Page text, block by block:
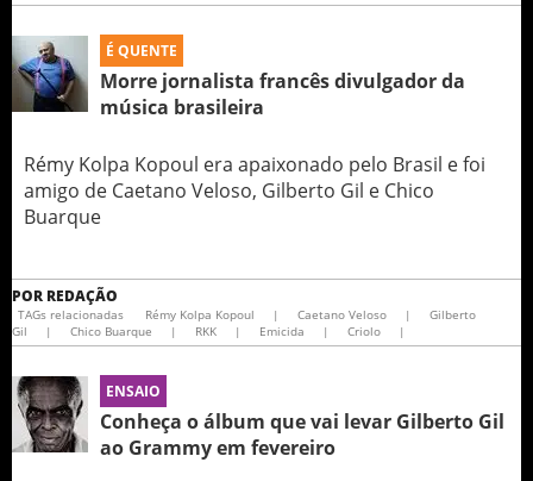
É QUENTE
Morre jornalista francês divulgador da
música brasileira
Rémy Kolpa Kopoul era apaixonado pelo Brasil e foi
amigo de Caetano Veloso, Gilberto Gil e Chico
Buarque
POR REDAÇÃO
TAGs relacionadas Rémy Kolpa Kopoul | Caetano Veloso |
Gilberto
Gil
| Chico Buarque | RKK | Emicida | Criolo |
ENSAIO
Conheça o álbum que vai levar Gilberto Gil
ao Grammy em fevereiro